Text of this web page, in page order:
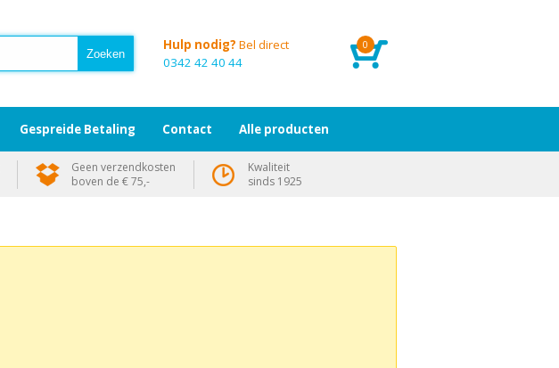
0
Hulp nodig? Bel direct
0342 42 40 44
Gespreide Betaling Contact Alle producten
Geen verzendkosten
boven de € 75,-
Kwaliteit
sinds 1925